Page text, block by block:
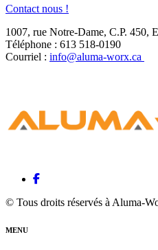
Contact nous !
1007, rue Notre-Dame, C.P.
Téléphone : 613 518-0190
Courriel : info@aluma-worx.ca
© Tous droits réservés à Aluma-
MENU